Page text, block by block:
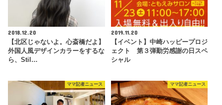
2018.12.20
【北区じゃないよ。心斎橋だよ】
外国人風デザインカラーをするな
ら、Stil…
2019.11.20
【イベント】中崎ハッピープロジ
ェクト 第３弾勤労感謝の日スペ
シャル
ママ記者ニュース ママ記者ニュース